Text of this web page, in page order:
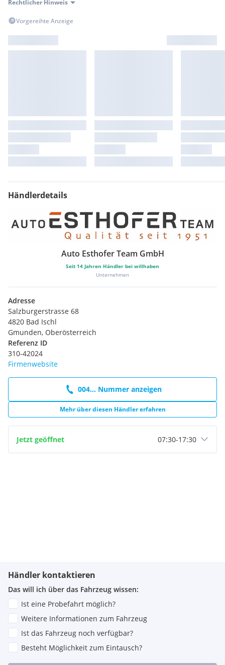
Rechtlicher Hinweis
Vorgereihte Anzeige
Händlerdetails
Auto Esthofer Team GmbH
Seit 14 Jahren Händler bei willhaben
Unternehmen
Adresse
Salzburgerstrasse 68
4820 Bad Ischl
Gmunden, Oberösterreich
Referenz ID
310-42024
Firmenwebsite
004... Nummer anzeigen
Mehr über diesen Händler erfahren
Jetzt geöffnet 07:30-17:30
Händler kontaktieren
Das will ich über das Fahrzeug wissen:
Ist eine Probefahrt möglich?
Weitere Informationen zum Fahrzeug
Ist das Fahrzeug noch verfügbar?
Besteht Möglichkeit zum Eintausch?